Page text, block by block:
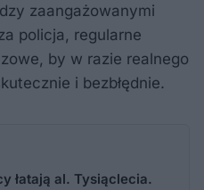
zaangażowanymi
policja, regularne
by w razie realnego
i bezbłędnie.
łatają al. Tysiąclecia.